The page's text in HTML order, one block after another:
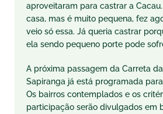
aproveitaram para castrar a Cacau.
casa, mas é muito pequena, fez
veio só essa. Já queria castrar
ela sendo pequeno porte pode
A próxima passagem da Carreta
Sapiranga já está programada
Os bairros contemplados e os
participação serão divulgados em